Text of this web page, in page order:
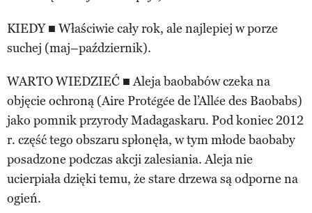
KIEDY ■ Właściwie cały rok, ale najlepiej w porze
suchej (maj–październik).
WARTO WIEDZIEĆ ■ Aleja baobabów czeka na
objęcie ochroną (Aire Protégée de l’Allée des Baobabs)
jako pomnik przyrody Madagaskaru. Pod koniec 2012
r. część tego obszaru spłonęła, w tym młode baobaby
posadzone podczas akcji zalesiania. Aleja nie
ucierpiała dzięki temu, że stare drzewa są odporne na
ogień.